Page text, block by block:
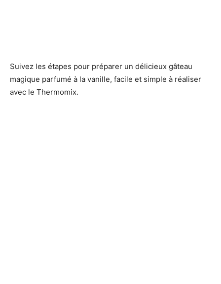
Suivez les étapes pour préparer un délicieux gâteau
magique parfumé à la vanille, facile et simple à réaliser
avec le Thermomix.